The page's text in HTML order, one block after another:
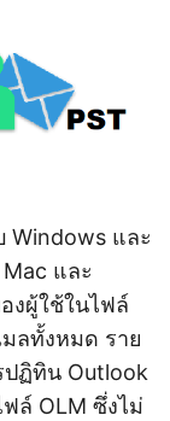
Windows และ
และ
งผู้ใช้ในไฟล์
ลทั้งหมด ราย
ปฏิทิน Outlook
ล์ OLM ซึ่งไม่